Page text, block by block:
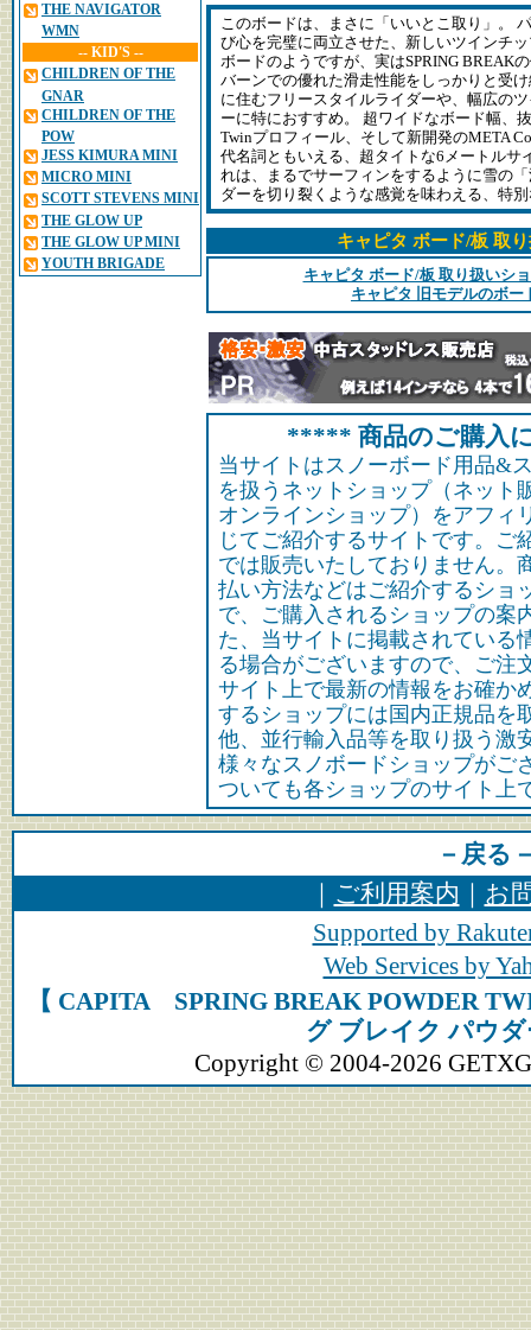
THE NAVIGATOR
WMN
-- KID'S --
CHILDREN OF THE
GNAR
CHILDREN OF THE
POW
JESS KIMURA MINI
MICRO MINI
SCOTT STEVENS MINI
THE GLOW UP
THE GLOW UP MINI
YOUTH BRIGADE
このボードは、まさに「いいとこ取り」。
び心を完璧に両立させた、新しいツインチ
ボードのようですが、実はSPRING BREAK
バーンでの優れた滑走性能をしっかりと受
に住むフリースタイルライダーや、幅広の
ーに特におすすめ。 超ワイドなボード幅、
Twinプロフィール、そして新開発のMETA
代名詞ともいえる、超タイトな6メートルサ
れは、まるでサーフィンをするように雪の
ダーを切り裂くような感覚を味わえる、特
キャピタ ボード/板 取
キャピタ ボード/板 取り扱いシ
キャピタ 旧モデルのボー
***** 商品のご購入
当サイトはスノーボード用品&
を扱うネットショップ（ネット
オンラインショップ）をアフィ
じてご紹介するサイトです。ご
では販売いたしておりません。
払い方法などはご紹介するショ
で、ご購入されるショップの案
た、当サイトに掲載されている
る場合がございますので、ご注
サイト上で最新の情報をお確か
するショップには国内正規品を
他、並行輸入品等を取り扱う激
様々なスノボードショップがご
ついても各ショップのサイト上
－戻る
｜ ご利用案内 ｜ お
Supported by
Web Services by
【 CAPITA SPRING BREAK POWDER
グ ブレイク パウ
Copyright © 2004-2026